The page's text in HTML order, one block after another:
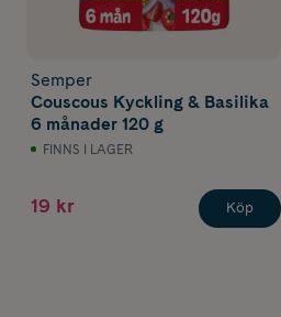
Semper
Couscous Kyckling & Basilika
6 månader 120 g
FINNS I LAGER
19 kr Köp